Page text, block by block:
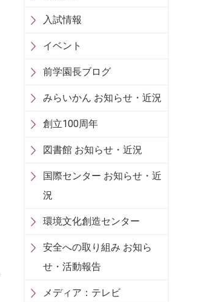
入試情報
イベント
前学園長ブログ
みらいかん お知らせ・近況
創立100周年
図書館 お知らせ・近況
国際センター お知らせ・近
況
環境文化創造センター
安全への取り組み お知ら
せ・活動報告
メディア：テレビ